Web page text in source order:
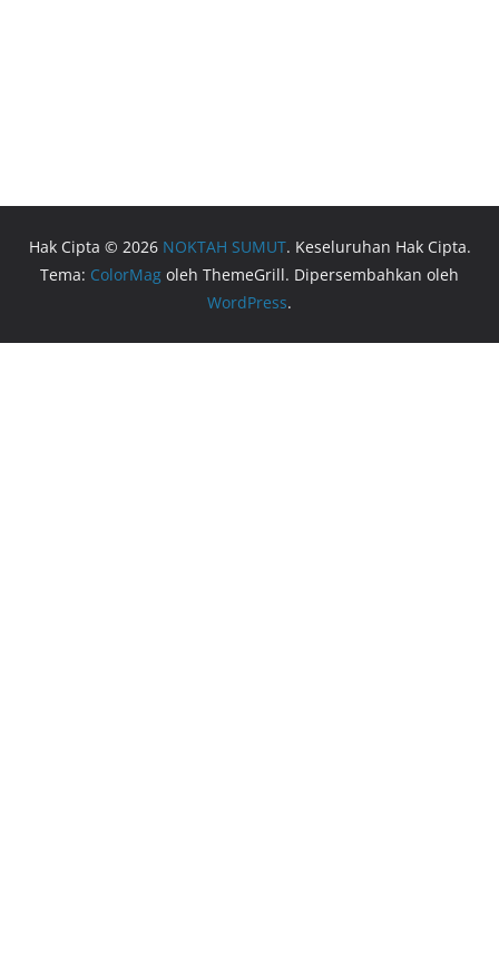
Hak Cipta © 2026 NOKTAH SUMUT. Keseluruhan Hak Cipta.
Tema: ColorMag oleh ThemeGrill. Dipersembahkan oleh
WordPress.